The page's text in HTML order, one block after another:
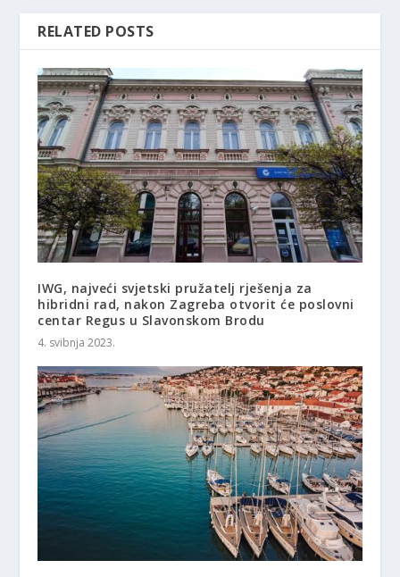
RELATED POSTS
IWG, najveći svjetski pružatelj rješenja za
hibridni rad, nakon Zagreba otvorit će poslovni
centar Regus u Slavonskom Brodu
4. svibnja 2023.